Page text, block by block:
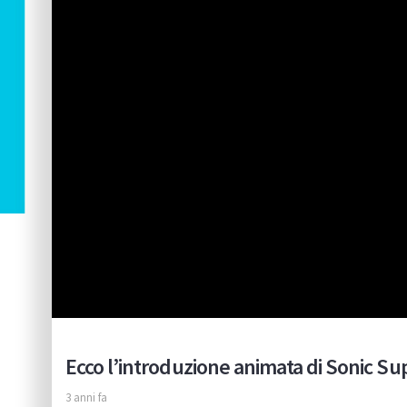
Ecco l’introduzione animata di Sonic
3 anni fa